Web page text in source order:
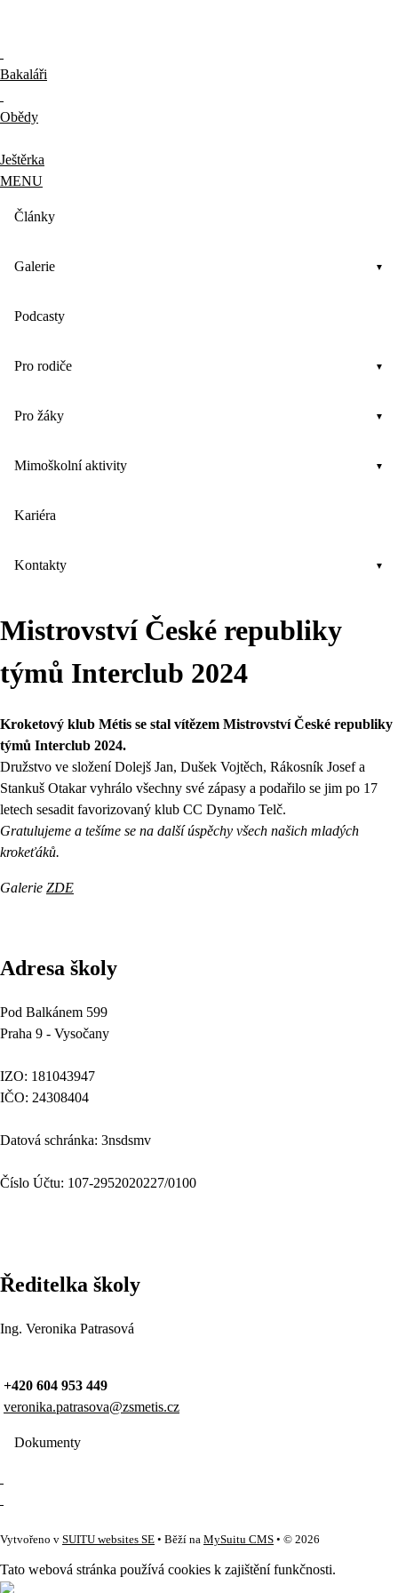
Bakaláři
Obědy
Ještěrka
MENU
Články
Galerie
Podcasty
Pro rodiče
Pro žáky
Mimoškolní aktivity
Kariéra
Kontakty
Mistrovství České republiky
týmů Interclub 2024
Kroketový klub Métis se stal vítězem Mistrovství České republiky
týmů Interclub 2024.
Družstvo ve složení Dolejš Jan, Dušek Vojtěch, Rákosník Josef a
Stankuš Otakar vyhrálo všechny své zápasy a podařilo se jim po 17
letech sesadit favorizovaný klub CC Dynamo Telč.
Gratulujeme a tešíme se na další úspěchy všech našich mladých
krokeťáků.
Galerie ZDE
Adresa školy
Pod Balkánem 599
Praha 9 - Vysočany
IZO: 181043947
IČO: 24308404
Datová schránka: 3nsdsmv
Číslo Účtu: 107-2952020227/0100
Ředitelka školy
Ing. Veronika Patrasová
+420 604 953 449
veronika.patrasova@zsmetis.cz
Dokumenty
Vytvořeno v SUITU websites SE • Běží na MySuitu CMS • © 2026
Tato webová stránka používá cookies k zajištění funkčnosti.